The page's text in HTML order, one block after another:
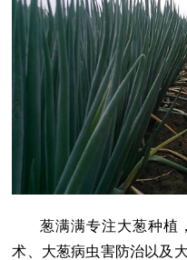
葱满满专注大葱种植
术、大葱病虫害防治以及